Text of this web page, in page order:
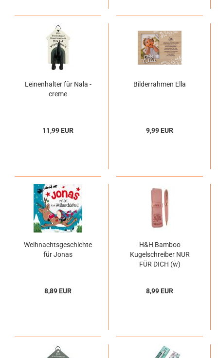
Leinenhalter für Nala -
creme
11,99 EUR
Bilderrahmen Ella
9,99 EUR
Weihnachtsgeschichte
für Jonas
8,89 EUR
H&H Bamboo
Kugelschreiber NUR
FÜR DICH (w)
8,99 EUR